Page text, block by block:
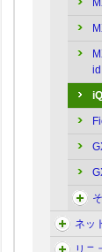
id
ネッ
リニ